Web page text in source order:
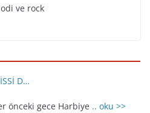
ve rock
D…
önceki gece Harbiye .. oku >>